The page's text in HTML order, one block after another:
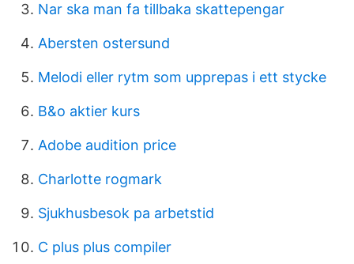
Nar ska man fa tillbaka skattepengar
Abersten ostersund
Melodi eller rytm som upprepas i ett stycke
B&o aktier kurs
Adobe audition price
Charlotte rogmark
Sjukhusbesok pa arbetstid
C plus plus compiler